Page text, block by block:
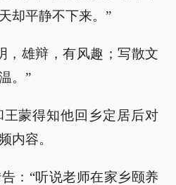
却平静不下来。”
，雄辩，有风趣；写散文
。”
蒙得知他回乡定居后对
内容。
：“听说老师在家乡颐养